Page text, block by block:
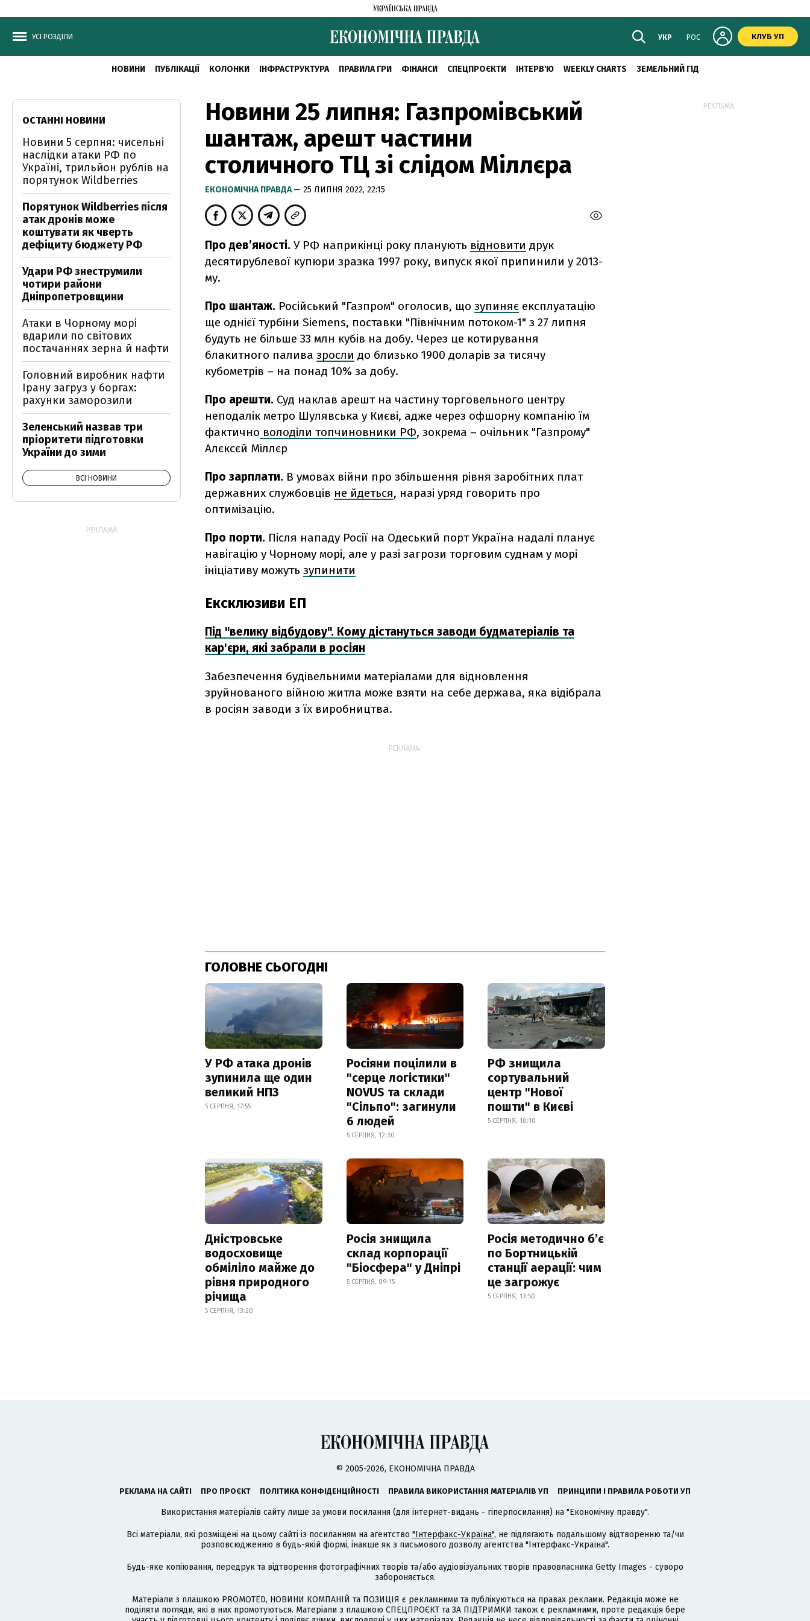
УСІ РОЗДІЛИ УКР РОС КЛУБ УП
НОВИНИ ПУБЛІКАЦІЇ КОЛОНКИ ІНФРАСТРУКТУРА ПРАВИЛА ГРИ ФІНАНСИ СПЕЦПРОЄКТИ ІНТЕРВ'Ю WEEKLY CHARTS ЗЕМЕЛЬНИЙ ГІД
Новини 25 липня: Газпромівський
шантаж, арешт частини
столичного ТЦ зі слідом Міллєра
ЕКОНОМІЧНА ПРАВДА— 25 ЛИПНЯ 2022, 22:15
Про девʼяності. У РФ наприкінці року планують відновити друк
десятирублевої купюри зразка 1997 року, випуск якої припинили у 2013-
му.
Про шантаж. Російський "Газпром" оголосив, що зупиняє експлуатацію
ще однієї турбіни Siemens, поставки "Північним потоком-1" з 27 липня
будуть не більше 33 млн кубів на добу. Через це котирування
блакитного палива зросли до близько 1900 доларів за тисячу
кубометрів – на понад 10% за добу.
Про арешти. Суд наклав арешт на частину торговельного центру
неподалік метро Шулявська у Києві, адже через офшорну компанію їм
фактично володіли топчиновники РФ, зокрема – очільник "Газпрому"
Алєксєй Міллєр
Про зарплати. В умовах війни про збільшення рівня заробітних плат
державних службовців не йдеться, наразі уряд говорить про
оптимізацію.
Про порти. Після нападу Росії на Одеський порт Україна надалі планує
навігацію у Чорному морі, але у разі загрози торговим суднам у морі
ініціативу можуть зупинити
Ексклюзиви ЕП
Під "велику відбудову". Кому дістануться заводи будматеріалів та
кар'єри, які забрали в росіян
Забезпечення будівельними матеріалами для відновлення
зруйнованого війною житла може взяти на себе держава, яка відібрала
в росіян заводи з їх виробництва.
РЕКЛАМА:
ГОЛОВНЕ СЬОГОДНІ
У РФ атака дронів
зупинила ще один
великий НПЗ
5 СЕРПНЯ, 17:55
Росіяни поцілили в
"серце логістики"
NOVUS та склади
"Сільпо": загинули
6 людей
5 СЕРПНЯ, 12:30
РФ знищила
сортувальний
центр "Нової
пошти" в Києві
5 СЕРПНЯ, 10:10
Дністровське
водосховище
обміліло майже до
рівня природного
річища
5 СЕРПНЯ, 13:20
Росія знищила
склад корпорації
"Біосфера" у Дніпрі
5 СЕРПНЯ, 09:15
Росія методично б’є
по Бортницькій
станції аерації: чим
це загрожує
5 СЕРПНЯ, 13:50
ОСТАННІ НОВИНИ
Новини 5 серпня: чисельні
наслідки атаки РФ по
Україні, трильйон рублів на
порятунок Wildberries
Порятунок Wildberries після
атак дронів може
коштувати як чверть
дефіциту бюджету РФ
Удари РФ знеструмили
чотири райони
Дніпропетровщини
Атаки в Чорному морі
вдарили по світових
постачаннях зерна й нафти
Головний виробник нафти
Ірану загруз у боргах:
рахунки заморозили
Зеленський назвав три
пріоритети підготовки
України до зими
ВСІ НОВИНИ
РЕКЛАМА:
РЕКЛАМА:
© 2005-2026, ЕКОНОМІЧНА ПРАВДА
РЕКЛАМА НА САЙТІ ПРО ПРОЄКТ ПОЛІТИКА КОНФІДЕНЦІЙНОСТІ ПРАВИЛА ВИКОРИСТАННЯ МАТЕРІАЛІВ УП ПРИНЦИПИ І ПРАВИЛА РОБОТИ УП
Використання матеріалів сайту лише за умови посилання (для інтернет-видань - гіперпосилання) на "Економічну правду".
Всі матеріали, які розміщені на цьому сайті із посиланням на агентство "Інтерфакс-Україна", не підлягають подальшому відтворенню та/чи
розповсюдженню в будь-якій формі, інакше як з письмового дозволу агентства "Інтерфакс-Україна".
Будь-яке копіювання, передрук та відтворення фотографічних творів та/або аудіовізуальних творів правовласника Getty Images - суворо
забороняється.
Матеріали з плашкою PROMOTED, НОВИНИ КОМПАНІЙ та ПОЗИЦІЯ є рекламними та публікуються на правах реклами. Редакція може не
поділяти погляди, які в них промотуються. Матеріали з плашкою СПЕЦПРОЄКТ та ЗА ПІДТРИМКИ також є рекламними, проте редакція бере